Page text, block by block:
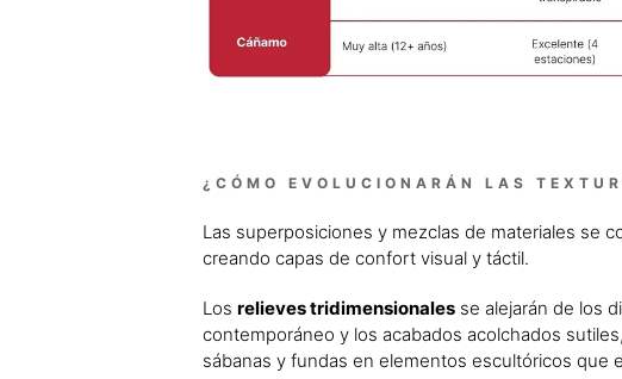
¿CÓMO EVOLUCIONARÁN LAS
Las superposiciones y mezclas de materiales se
creando capas de confort visual y táctil.
Losrelieves tridimensionales se alejarán de los
contemporáneo y los acabados acolchados
sábanas y fundas en elementos escultóricos que